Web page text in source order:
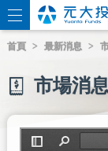
首頁 最新消息
市場消